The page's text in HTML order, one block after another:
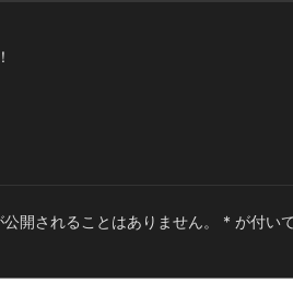
開されることはありません。 * が付い